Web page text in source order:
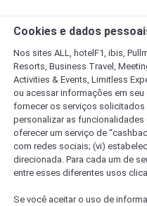
Cookies e dados
Nos sites ALL, hotelF1, ibis,
Resorts, Business Travel,
Activities & Events, Limitless
ou acessar informações em
fornecer os serviços solicitados
personalizar as
oferecer um serviço de
com redes sociais; (vi)
direcionada. Para cada um de
entre esses diferentes usos
Se você aceitar o uso de